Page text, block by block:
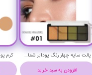
پالت سایه چهار رنگ پودایر شماره 1 - New Quad Eyeshadow Palette
افزودن به سبد خرید